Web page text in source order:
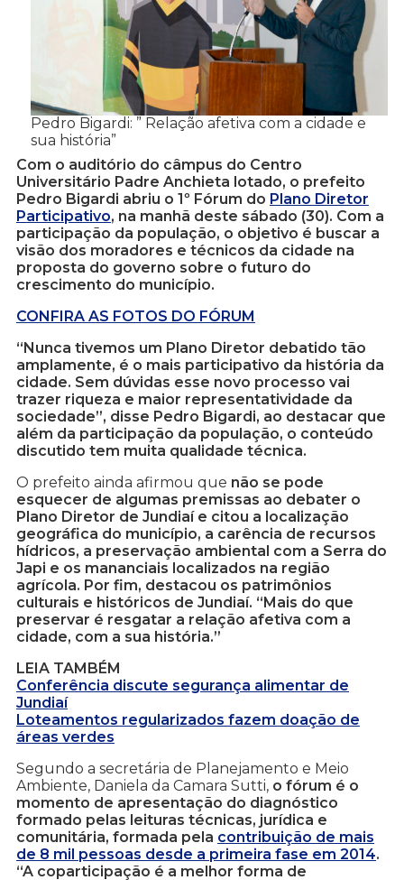
Pedro Bigardi: ” Relação afetiva com a cidade e
sua história”
Com o auditório do câmpus do Centro
Universitário Padre Anchieta lotado, o prefeito
Pedro Bigardi abriu o 1º Fórum do Plano Diretor
Participativo, na manhã deste sábado (30). Com a
participação da população, o objetivo é buscar a
visão dos moradores e técnicos da cidade na
proposta do governo sobre o futuro do
crescimento do município.
CONFIRA AS FOTOS DO FÓRUM
“Nunca tivemos um Plano Diretor debatido tão
amplamente, é o mais participativo da história da
cidade. Sem dúvidas esse novo processo vai
trazer riqueza e maior representatividade da
sociedade”, disse Pedro Bigardi, ao destacar que
além da participação da população, o conteúdo
discutido tem muita qualidade técnica.
O prefeito ainda afirmou que não se pode
esquecer de algumas premissas ao debater o
Plano Diretor de Jundiaí e citou a localização
geográfica do município, a carência de recursos
hídricos, a preservação ambiental com a Serra do
Japi e os mananciais localizados na região
agrícola. Por fim, destacou os patrimônios
culturais e históricos de Jundiaí. “Mais do que
preservar é resgatar a relação afetiva com a
cidade, com a sua história.”
LEIA TAMBÉM
Conferência discute segurança alimentar de
Jundiaí
Loteamentos regularizados fazem doação de
áreas verdes
Segundo a secretária de Planejamento e Meio
Ambiente, Daniela da Camara Sutti, o fórum é o
momento de apresentação do diagnóstico
formado pelas leituras técnicas, jurídica e
comunitária, formada pela contribuição de mais
de 8 mil pessoas desde a primeira fase em 2014.
“A coparticipação é a melhor forma de